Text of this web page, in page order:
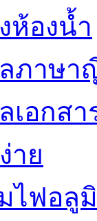
ห้องน้ำ
ภาษา
เอกสา
าย
ไฟอลู